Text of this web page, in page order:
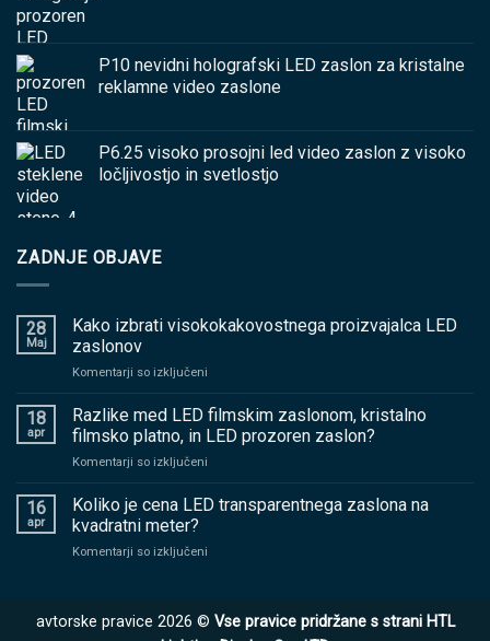
P10 nevidni holografski LED zaslon za kristalne
reklamne video zaslone
P6.25 visoko prosojni led video zaslon z visoko
ločljivostjo in svetlostjo
ZADNJE OBJAVE
28
Maj
Kako izbrati visokokakovostnega proizvajalca LED
zaslonov
Komentarji so izključeni
izbrati
visokokakovostnega
proizvajalca
18
apr
Razlike med LED filmskim zaslonom, kristalno
filmsko platno, in LED prozoren zaslon?
Komentarji so izključeni
med
in
16
apr
Koliko je cena LED transparentnega zaslona na
kvadratni meter?
Komentarji so izključeni
LED
avtorske pravice 2026 © Vse pravice pridržane s strani HTL